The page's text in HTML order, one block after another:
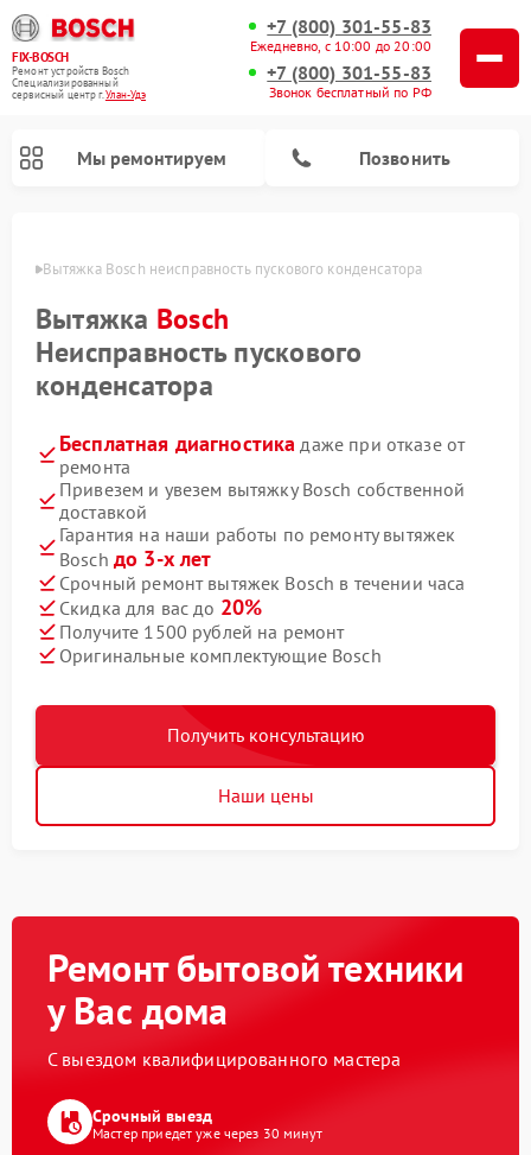
FIX-BOSCH
Ремонт устройств Bosch
Специализированный
cервисный центр г.Улан-Удэ
+7 (800) 301-55-83
Ежедневно, с 10:00 до 20:00
+7 (800) 301-55-83
Звонок бесплатный по РФ
Мы ремонтируем Позвонить
Вытяжка Bosch неисправность пускового конденсатора
Вытяжка Bosch
Неисправность пускового
конденсатора
Бесплатная диагностика даже при отказе от
ремонта
Привезем и увезем вытяжку Bosch собственной
доставкой
Гарантия на наши работы по ремонту вытяжек
Bosch до 3-х лет
Срочный ремонт вытяжек Bosch в течении часа
Скидка для вас до 20%
Получите 1500 рублей на ремонт
Оригинальные комплектующие Bosch
Получить консультацию
Наши цены
Ремонт бытовой техники
у Вас дома
С выездом квалифицированного мастера
Срочный выезд
Мастер приедет уже через 30 минут